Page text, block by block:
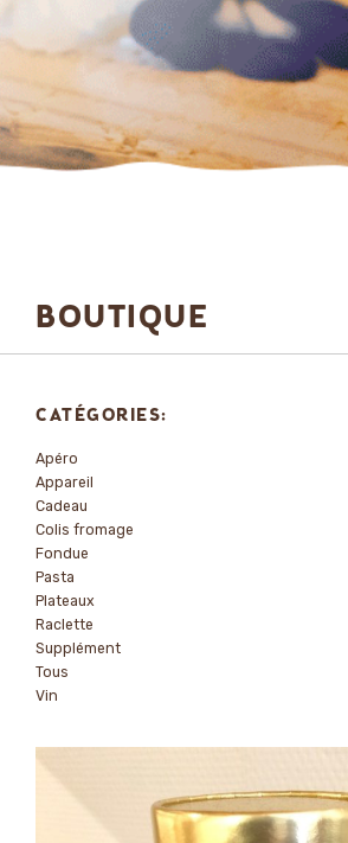
BOUTIQUE
CATÉGORIES:
Apéro
Appareil
Cadeau
Colis fromage
Fondue
Pasta
Plateaux
Raclette
Supplément
Tous
Vin